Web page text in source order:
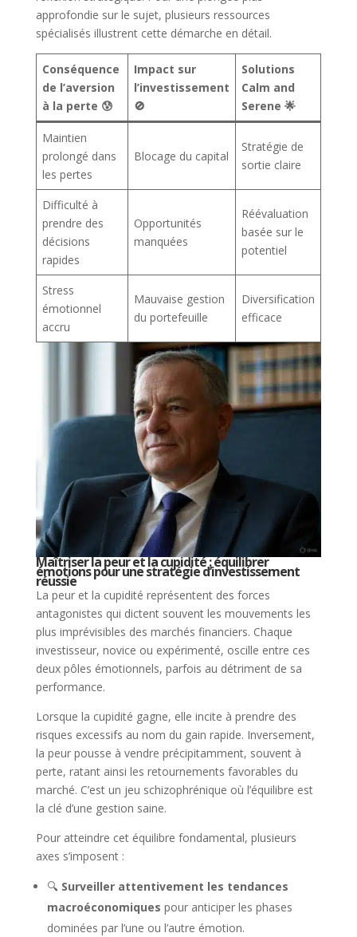
approfondie sur le sujet, plusieurs ressources
spécialisés illustrent cette démarche en détail.
Conséquence
de l’aversion
à la perte 😰
Impact sur
l’investissement
🚫
Solutions
Calm and
Serene 🌟
Maintien
prolongé dans
les pertes
Blocage du capital
Stratégie de
sortie claire
Difficulté à
prendre des
décisions
rapides
Opportunités
manquées
Réévaluation
basée sur le
potentiel
Stress
émotionnel
accru
Mauvaise gestion
du portefeuille
Diversification
efficace
Maîtriser la peur et la cupidité : équilibrer
émotions pour une stratégie d’investissement
réussie
La peur et la cupidité représentent des forces
antagonistes qui dictent souvent les mouvements les
plus imprévisibles des marchés financiers. Chaque
investisseur, novice ou expérimenté, oscille entre ces
deux pôles émotionnels, parfois au détriment de sa
performance.
Lorsque la cupidité gagne, elle incite à prendre des
risques excessifs au nom du gain rapide. Inversement,
la peur pousse à vendre précipitamment, souvent à
perte, ratant ainsi les retournements favorables du
marché. C’est un jeu schizophrénique où l’équilibre est
la clé d’une gestion saine.
Pour atteindre cet équilibre fondamental, plusieurs
axes s’imposent :
🔍 Surveiller attentivement les tendances
macroéconomiques pour anticiper les phases
dominées par l’une ou l’autre émotion.